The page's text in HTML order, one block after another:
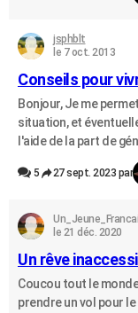
jsphblt
le 7 oct. 2013
Conseils pour
Bonjour, Je me
situation, et
l'aide de la part de
5 27 sept. 2023 par
le 21 déc. 2020
Un rêve
Coucou tout le
prendre un vol pour